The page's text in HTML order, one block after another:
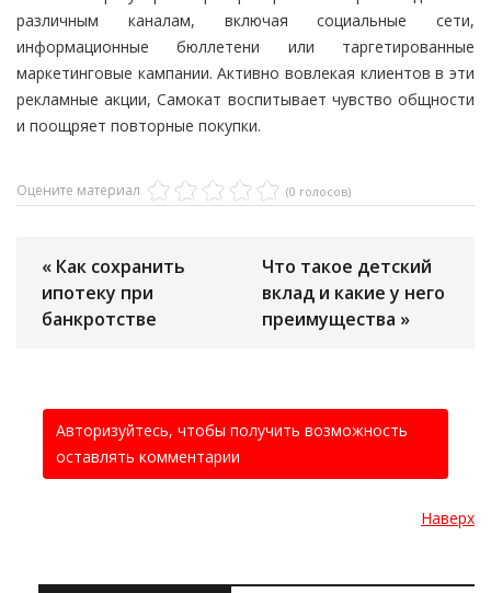
различным каналам, включая социальные сети,
информационные бюллетени или таргетированные
маркетинговые кампании. Активно вовлекая клиентов в эти
рекламные акции, Самокат воспитывает чувство общности
и поощряет повторные покупки.
Оцените материал (0 голосов)
« Как сохранить
ипотеку при
банкротстве
Что такое детский
вклад и какие у него
преимущества »
Авторизуйтесь, чтобы получить возможность
оставлять комментарии
Наверх